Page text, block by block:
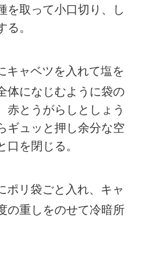
を取って小口切り、し
る。
ャベツを入れて塩を
体になじむように袋の
赤とうがらしとしょう
ギュッと押し余分な空
を閉じる。
リ袋ごと入れ、キャ
の重しをのせて冷暗所